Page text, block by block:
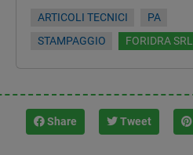
ARTICOLI TECNICI
PA
STAMPAGGIO
FORIDRA SRL
Share Tweet